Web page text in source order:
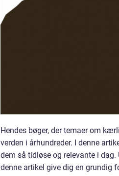
Hendes bøger, der temaer om
verden i århundreder. I denne
dem så tidløse og relevante i dag.
denne artikel give dig en grundig